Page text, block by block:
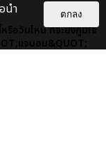
รือวันไหน ก็จะยังภูมิใจ
แจบอม&QUOT;
นำ
ตกลง